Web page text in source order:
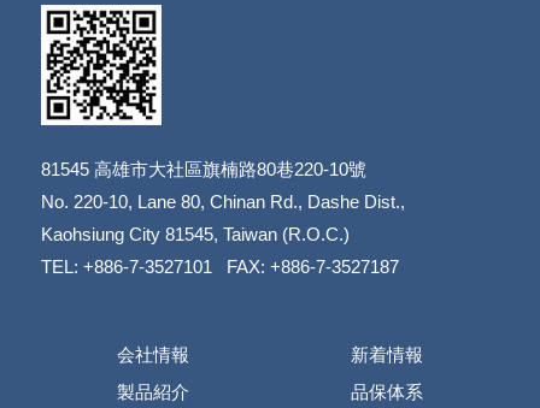
81545高雄市大社區旗楠路80巷220-10號
​​​​​​​No. 220-10, Lane 80, Chinan Rd., Dashe Dist.,
​​​​​​​Kaohsiung City 81545, Taiwan (R.O.C.)
TEL: +886-7-3527101 FAX: +886-7-3527187
会社情報
新着情報
製品紹介
品保体系